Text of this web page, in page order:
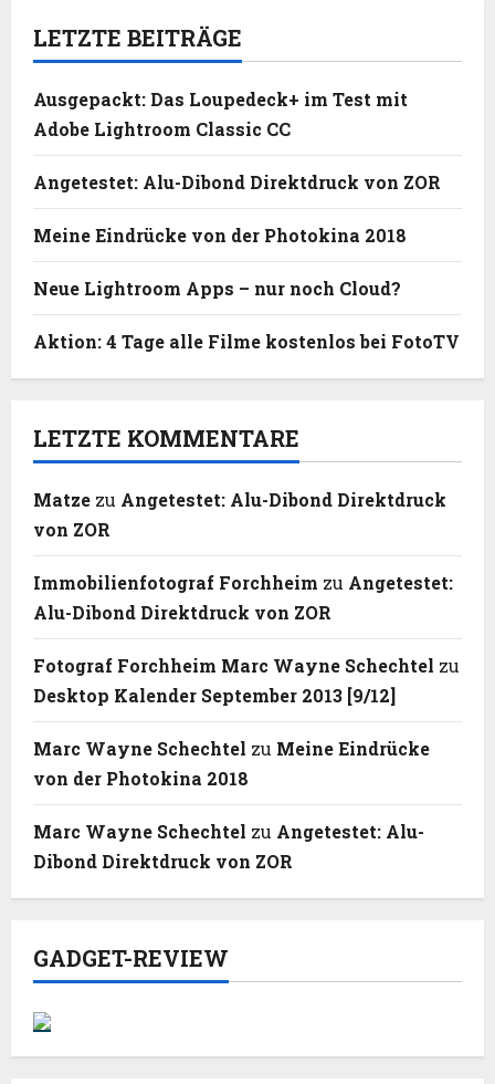
LETZTE BEITRÄGE
Ausgepackt: Das Loupedeck+ im Test mit
Adobe Lightroom Classic CC
Angetestet: Alu-Dibond Direktdruck von ZOR
Meine Eindrücke von der Photokina 2018
Neue Lightroom Apps – nur noch Cloud?
Aktion: 4 Tage alle Filme kostenlos bei FotoTV
LETZTE KOMMENTARE
Matze zu Angetestet: Alu-Dibond Direktdruck
von ZOR
Immobilienfotograf Forchheim zu Angetestet:
Alu-Dibond Direktdruck von ZOR
Fotograf Forchheim Marc Wayne Schechtel zu
Desktop Kalender September 2013 [9/12]
Marc Wayne Schechtel zu Meine Eindrücke
von der Photokina 2018
Marc Wayne Schechtel zu Angetestet: Alu-
Dibond Direktdruck von ZOR
GADGET-REVIEW